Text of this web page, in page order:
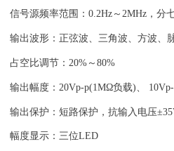
信号源频率范围：0.2Hz～2MHz，分
输出波形：正弦波、三角波、方波、
占空比调节：20%～80%
输出幅度：20Vp-p(1MΩ负载)、
输出保护：短路保护，抗输入电压
幅度显示：三位LED